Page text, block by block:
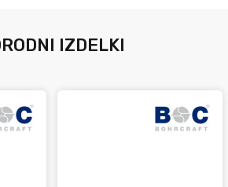
IZDELKI
orodje